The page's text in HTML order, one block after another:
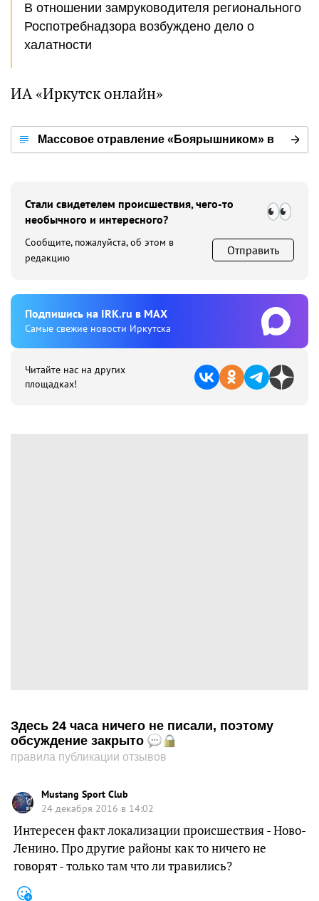
В отношении замруководителя регионального
Роспотребнадзора возбуждено дело о
халатности
ИА «Иркутск онлайн»
Массовое отравление «Боярышником» в
Стали свидетелем происшествия, чего-то
необычного и интересного?
Сообщите, пожалуйста, об этом в
редакцию
Отправить
Подпишиcь на IRK.ru в MAX
Cамые свежие новости Иркутска
Читайте нас на других
площадках!
Здесь 24 часа ничего не писали, поэтому
обсуждение закрыто
правила публикации отзывов
Mustang Sport Club
24 декабря 2016 в 14:02
Интересен факт локализации происшествия - Ново-
Ленино. Про другие районы как то ничего не
говорят - только там что ли травились?